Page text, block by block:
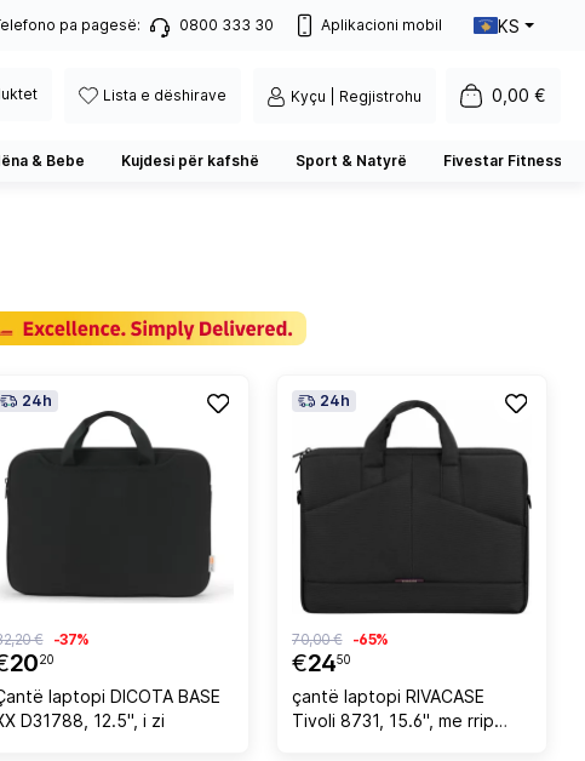
pa pagesë: 0800 333 30 Aplikacioni mobil KS
Lista e dëshirave Kyçu | Regjistrohu 0,00 €
& Bebe Kujdesi për kafshë Sport & Natyrë Fivestar Fitness
24h
2020
€ -37%
laptopi DICOTA BASE
D31788, 12.5", i zi
24h
€2450
70,00 € -65%
çantë laptopi RIVACASE
Tivoli 8731, 15.6", me rrip